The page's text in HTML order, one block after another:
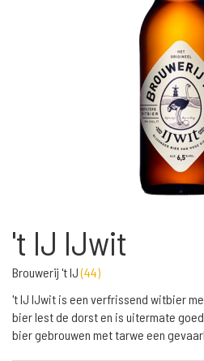
't IJ IJwit
Brouwerij 't IJ(44)
't IJ IJwit is een verfrissend witbier
bier lest de dorst en is uitermate
bier gebrouwen met tarwe een